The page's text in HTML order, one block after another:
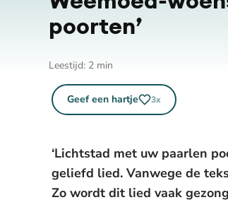
poorten’
Leestijd: 2 min
Geef een hartje 3x
‘Lichtstad met uw paarlen
geliefd lied. Vanwege de
Zo wordt dit lied vaak